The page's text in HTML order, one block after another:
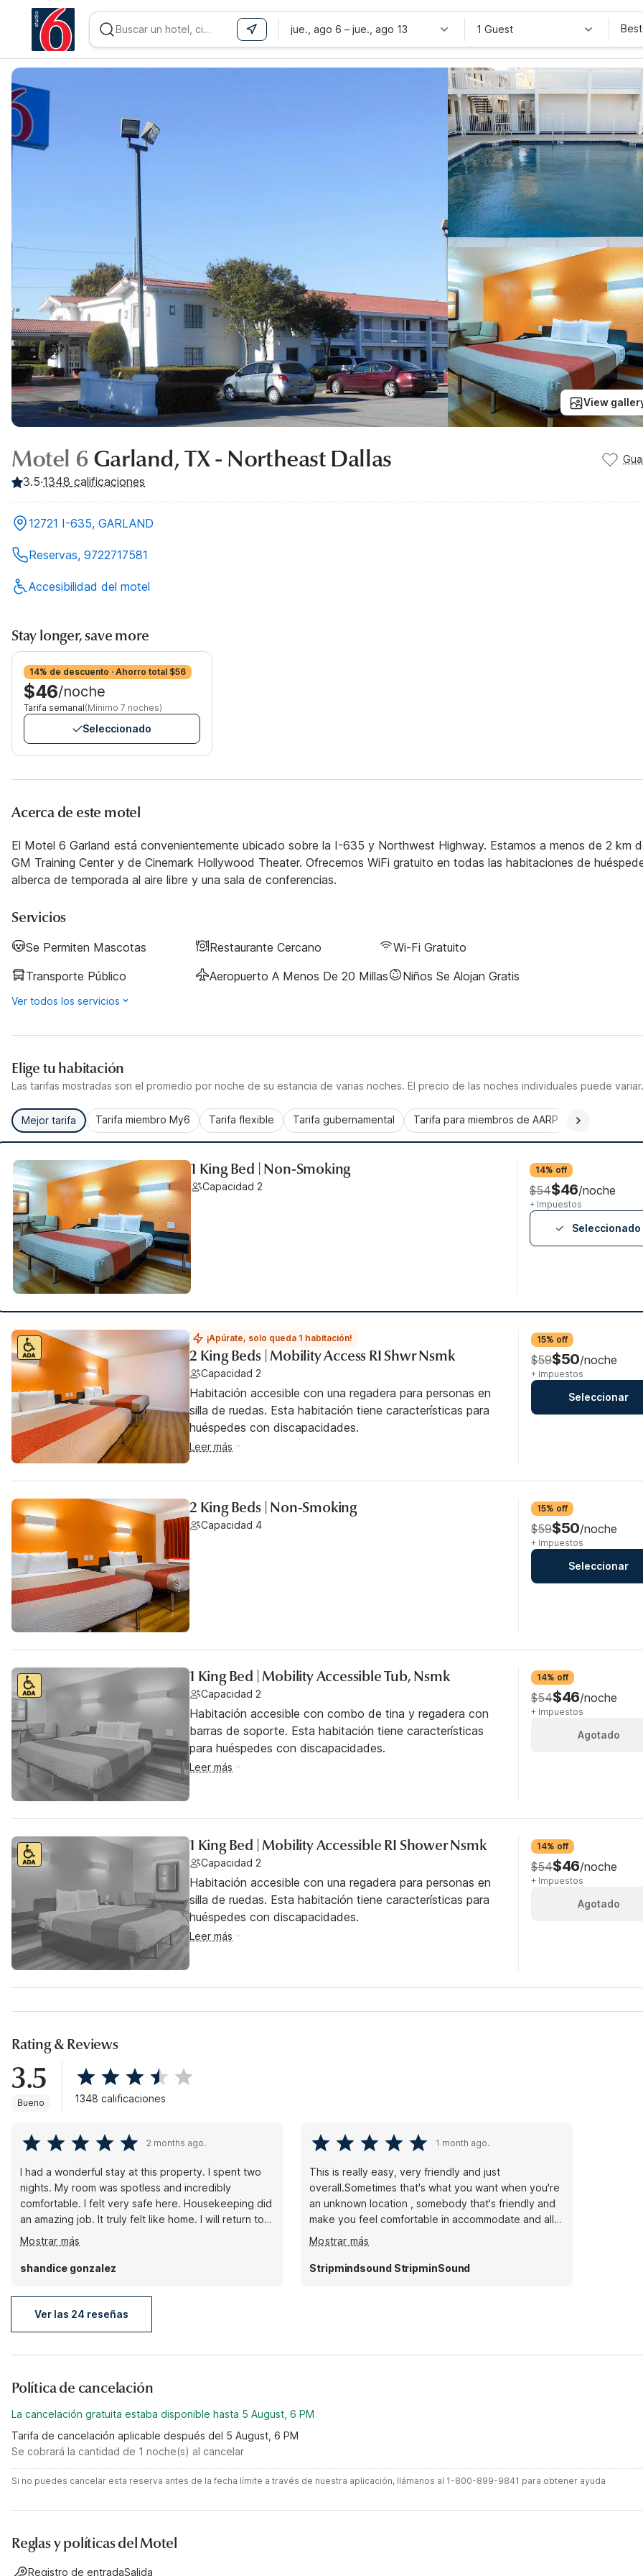
jue., ago 6 – jue., ago 13 1 Guest
View
Motel 6 Garland, TX - Northeast Dallas
3.5·1348 calificaciones
12721 I-635, GARLAND
Reservas, 9722717581
Accesibilidad del motel
Stay longer, save more
14% de descuento · Ahorro total $56
$46/noche
Tarifa semanal(Mínimo 7 noches)
Seleccionado
Acerca de este motel
El Motel 6 Garland está convenientemente ubicado sobre la I-635 y Northwest Highway. Estamos a menos de 2 km
GM Training Center y de Cinemark Hollywood Theater. Ofrecemos WiFi gratuito en todas las habitaciones de
alberca de temporada al aire libre y una sala de conferencias.
Servicios
Se Permiten Mascotas Restaurante Cercano
Wi-Fi Gratuito
Transporte Público
Aeropuerto A Menos De 20 Millas Niños Se Alojan Gratis
Ver todos los servicios
Elige tu habitación
Las tarifas mostradas son el promedio por noche de su estancia de varias noches. El precio de las noches individuales puede variar.
Mejor tarifa Tarifa miembro My6 Tarifa flexible Tarifa gubernamental Tarifa para miembros de AARP
1 King Bed | Non-Smoking
Capacidad 2
14% off
$54$46/noche
+ Impuestos
Seleccionado
¡Apúrate, solo queda 1 habitación!
2 King Beds | Mobility Access RI Shwr Nsmk
Capacidad 2
Habitación accesible con una regadera para personas en
silla de ruedas. Esta habitación tiene características para
huéspedes con discapacidades.
Leer más
15% off
$59$50/noche
+ Impuestos
Seleccionar
2 King Beds | Non-Smoking
Capacidad 4
15% off
$59$50/noche
+ Impuestos
Seleccionar
1 King Bed | Mobility Accessible Tub, Nsmk
Capacidad 2
Habitación accesible con combo de tina y regadera con
barras de soporte. Esta habitación tiene características
para huéspedes con discapacidades.
Leer más
14% off
$54$46/noche
+ Impuestos
Agotado
1 King Bed | Mobility Accessible RI Shower Nsmk
Capacidad 2
Habitación accesible con una regadera para personas en
silla de ruedas. Esta habitación tiene características para
huéspedes con discapacidades.
Leer más
14% off
$54$46/noche
+ Impuestos
Agotado
Rating & Reviews
3.5
Bueno 1348 calificaciones
2 months ago.
I had a wonderful stay at this property. I spent two
nights. My room was spotless and incredibly
comfortable. I felt very safe here. Housekeeping did
an amazing job. It truly felt like home. I will return to
Mostrar más
shandice gonzalez
1 month ago.
This is really easy, very friendly and just
overall.Sometimes that's what you want when you're
an unknown location , somebody that's friendly and
make you feel comfortable in accommodate and all
of those are taking care of so in my book that's a win
Mostrar más
Stripmindsound StripminSound
Ver las 24 reseñas
Política de cancelación
La cancelación gratuita estaba disponible hasta 5 August, 6 PM
Tarifa de cancelación aplicable después del 5 August, 6 PM
Se cobrará la cantidad de 1 noche(s) al cancelar
Si no puedes cancelar esta reserva antes de la fecha límite a través de nuestra aplicación, llámanos al 1-800-899-9841 para obtener ayuda
Reglas y políticas del Motel
Registro de entradaSalida